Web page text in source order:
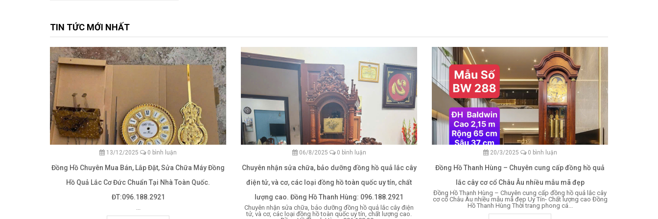
TIN TỨC MỚI NHẤT
13/12/2025 0 bình luận
Đồng Hồ Chuyên Mua Bán, Lắp Đặt, Sửa Chữa Máy Đồng
Hồ Quả Lắc Cơ Đức Chuẩn Tại Nhà Toàn Quốc.
ĐT:096.188.2921
06/8/2025 0 bình luận
Chuyên nhận sửa chữa, bảo dưỡng đồng hồ quả lắc cây
điện tử, và cơ, các loại đồng hồ toàn quốc uy tín, chất
lượng cao. Đồng Hồ Thanh Hùng: 096.188.2921
Chuyên nhận sửa chữa, bảo dưỡng đồng hồ quả lắc cây điện
tử, và cơ, các loại đồng hồ toàn quốc uy tín, chất lượng cao.
20/3/2025 0 bình luận
Đồng Hồ Thanh Hùng – Chuyên cung cấp đồng hồ quả
lắc cây cơ cổ Châu Âu nhiều mẫu mã đẹp
Đồng Hồ Thanh Hùng – Chuyên cung cấp đồng hồ quả lắc cây
cơ cổ Châu Âu nhiều mẫu mã đẹp Uy Tín- Chất lượng cao Đồng
Hồ Thanh Hùng Thời trang phong cá...